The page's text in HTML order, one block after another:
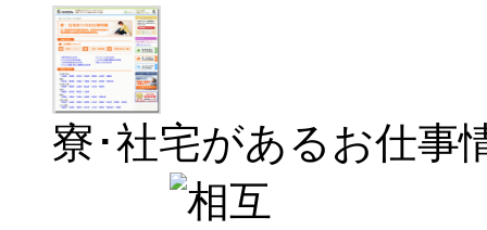
寮･社宅があるお仕事